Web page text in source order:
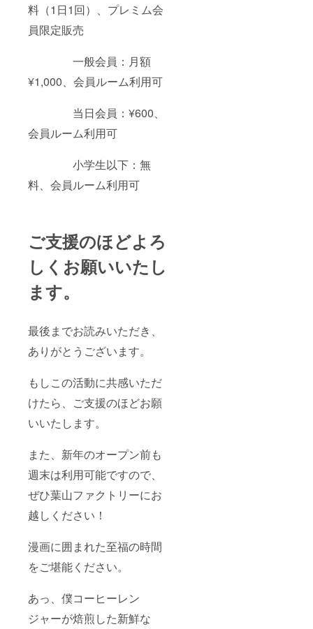
料（1日1回）、プレミム会
員限定販売
一般会員：月額
¥1,000、会員ルーム利用可
当日会員：¥600、
会員ルーム利用可
小学生以下：無
料、会員ルーム利用可
ご支援のほどよろ
しくお願いいたし
ます。
最後までお読みいただき、
ありがとうございます。
もしこの活動に共感いただ
けたら、ご支援のほどお願
いいたします。
また、新年のオープン前も
週末は利用可能ですので、
ぜひ葉山ファクトリーにお
越しください！
漫画に囲まれた至福の時間
をご堪能ください。
あっ、僕コーヒーレン
ジャーが焙煎した新鮮な